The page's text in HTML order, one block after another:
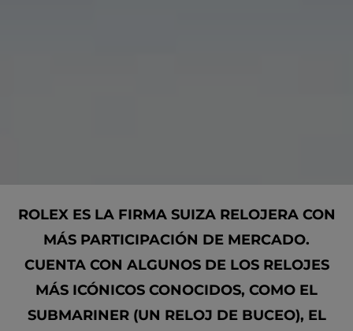
ROLEX ES LA FIRMA SUIZA RELOJERA CON
MÁS PARTICIPACIÓN DE MERCADO.
CUENTA CON ALGUNOS DE LOS RELOJES
MÁS ICÓNICOS CONOCIDOS, COMO EL
SUBMARINER (UN RELOJ DE BUCEO), EL